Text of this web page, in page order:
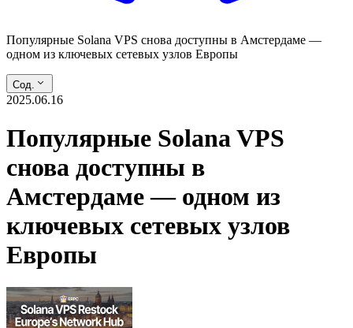
Популярные Solana VPS снова доступны в Амстердаме —
одном из ключевых сетевых узлов Европы
Сод.
2025.06.16
Популярные Solana VPS
снова доступны в
Амстердаме — одном из
ключевых сетевых узлов
Европы